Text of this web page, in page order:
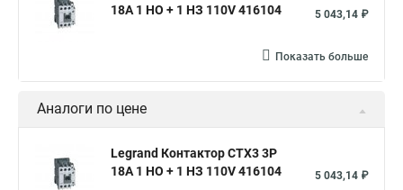
18A 1 НО + 1 НЗ 110V 416104
5 043,14 ₽
Показать больше
Аналоги по цене
Legrand Контактор CTX3 3P
18A 1 НО + 1 НЗ 110V 416104
5 043,14 ₽